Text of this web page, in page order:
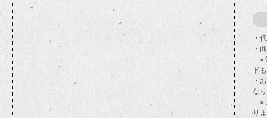
・
・
※
ド
・
な
※
り